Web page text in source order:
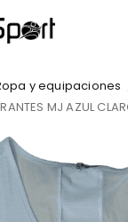
y equipaciones
MJ AZUL